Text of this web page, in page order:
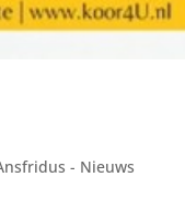
- Nieuws